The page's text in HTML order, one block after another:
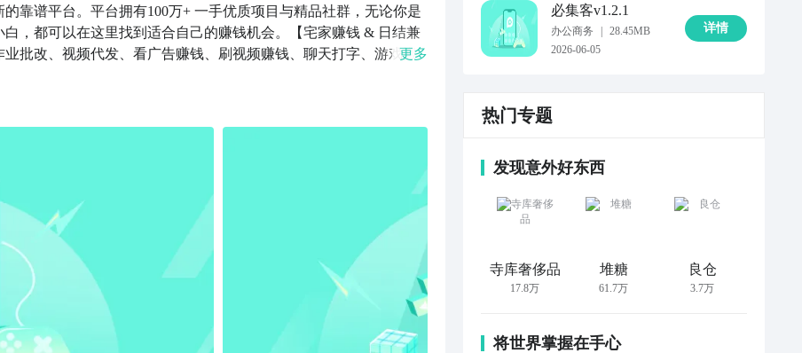
靠谱平台。平台拥有100万+ 一手优质项目与精品社群，无论你是
，都可以在这里找到适合自己的赚钱机会。【宅家赚钱 & 日结兼
批改、视频代发、看广告赚钱、刷视频赚钱、聊天打字、游戏搬
资质+职位认定三重认证，确保信息真实、优质、安全可靠。企
源。【网创资讯 + 实战项目课程】实时更新行业前沿资讯，配套
基础创业者少走弯路、快速上手变现。【客服响应 & 用户保障】
介入合作纠纷，保障用户权益；全量聊天记录云端存证，沟通留痕
自由职业者、兼职新手、零基础用户。只要你有空闲时间，想利
业岗位。  【高效上手 & 零门槛】无需学历和简历，项目类型丰
让你边玩边赚不停歇。【联系方式】官方邮箱：
方网址：www.bijike.com有问题记得联系我们哦～
更多
必集客v1.2.1
办公商务
28.45MB
2026-06-05
详情
热门专题
发现意外好东西
寺库奢侈品
17.8万
堆糖
61.7万
良仓
3.7万
将世界掌握在手心